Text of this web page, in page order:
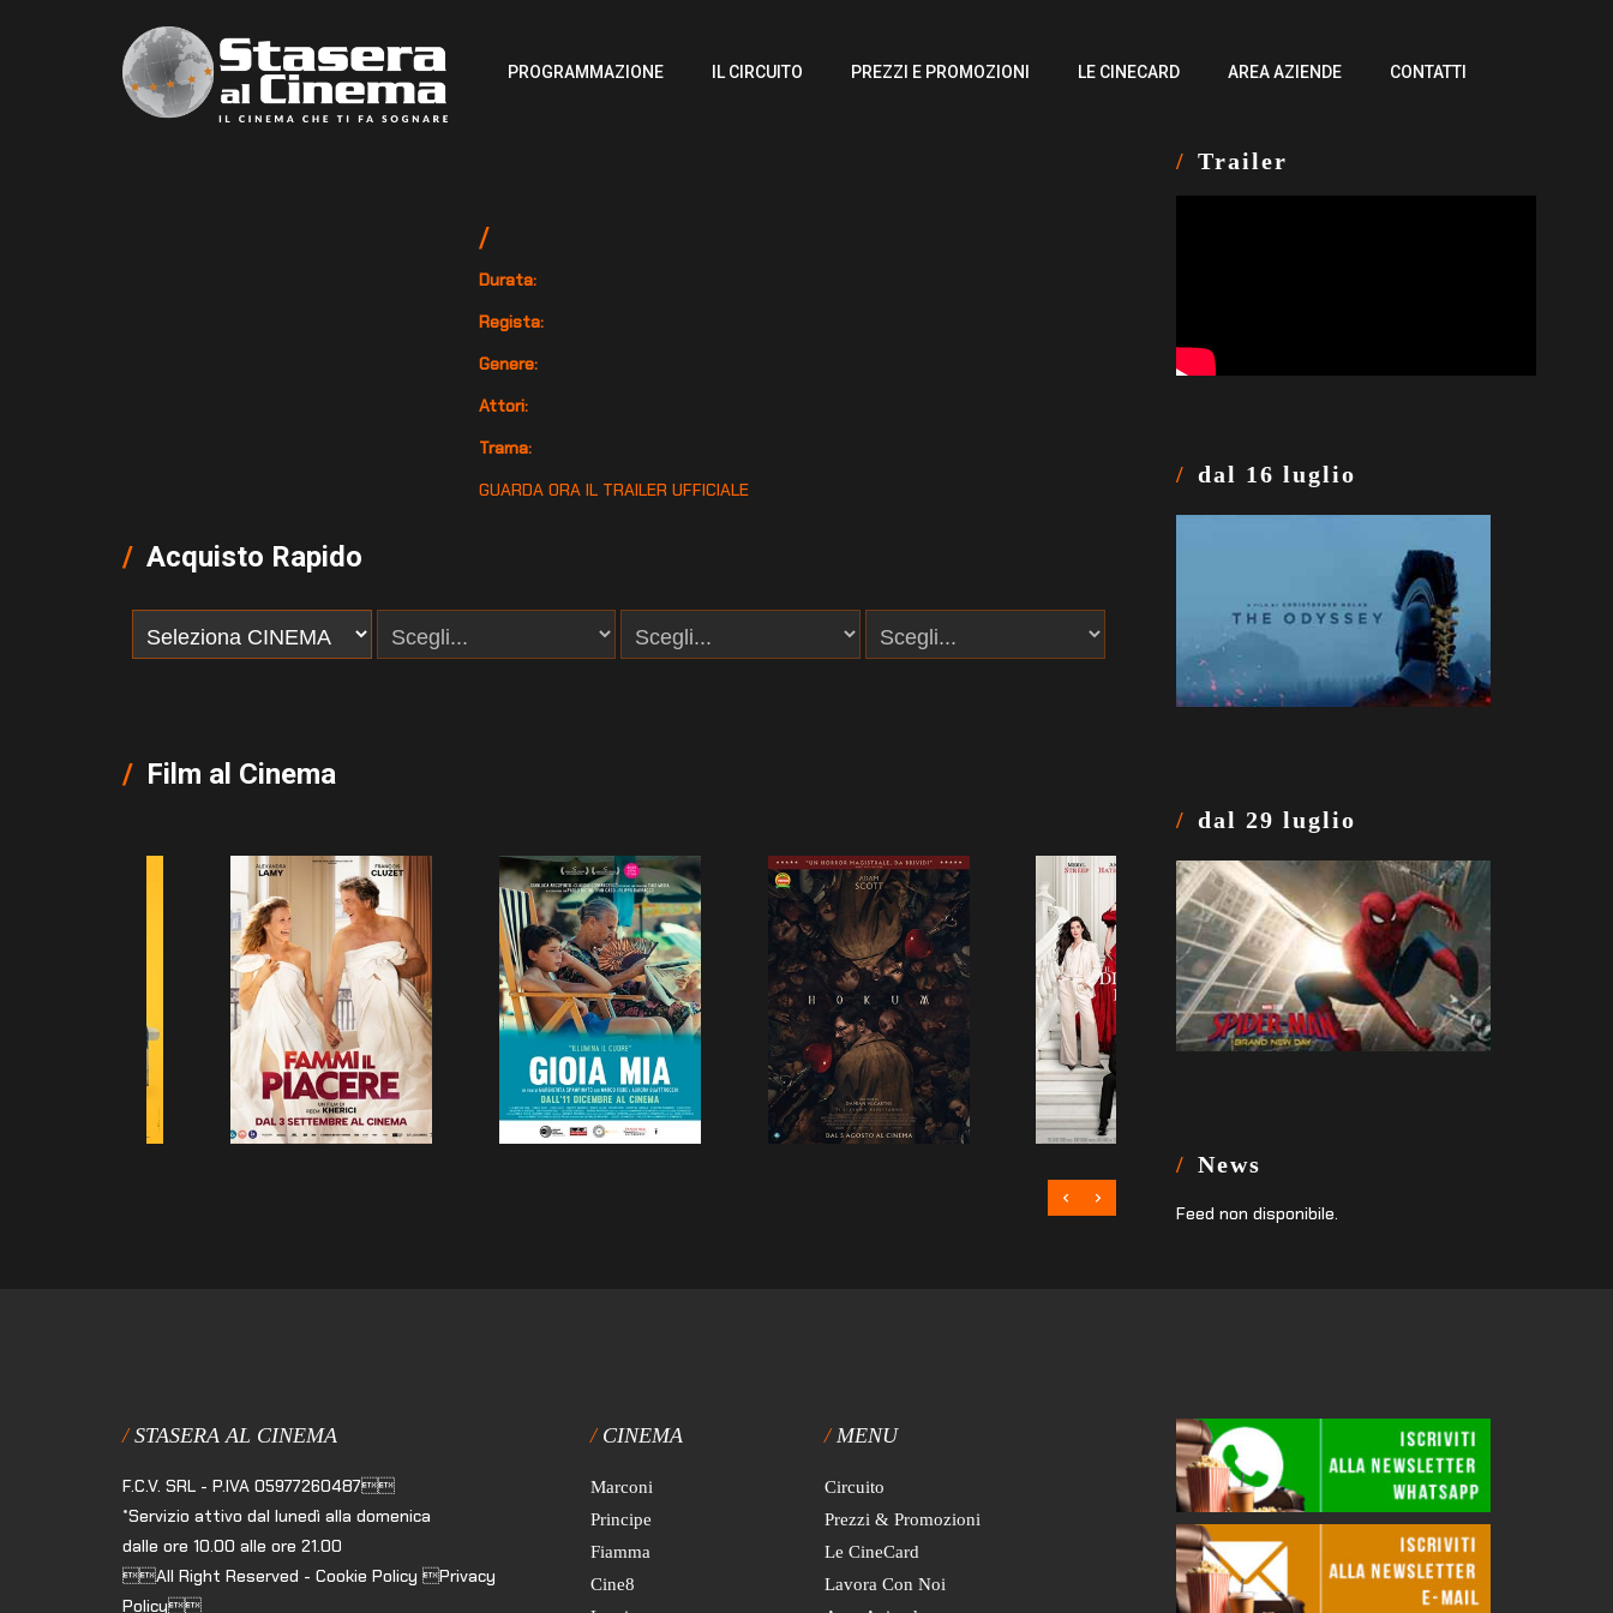
PROGRAMMAZIONE IL CIRCUITO PREZZI E PROMOZIONI LE CINECARD AREA AZIENDE CONTATTI
/
Durata:
Regista:
Genere:
Attori:
Trama:
GUARDA ORA IL TRAILER UFFICIALE
Acquisto Rapido
Film al Cinema
Trailer
dal 16 luglio
dal 29 luglio
News
Feed non disponibile.
STASERA AL CINEMA
F.C.V. SRL - P.IVA 05977260487
*Servizio attivo dal lunedì alla domenica
dalle ore 10.00 alle ore 21.00
All Right Reserved - Cookie Policy Privacy
Policy
CINEMA
Marconi
Principe
Fiamma
Cine8
MENU
Circuito
Prezzi & Promozioni
Le CineCard
Lavora Con Noi